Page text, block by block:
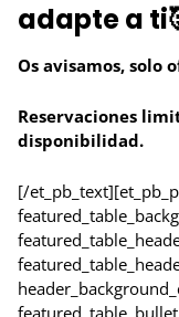
adapte a
Os avisamos, solo
Reservaciones
disponibilidad.
[/